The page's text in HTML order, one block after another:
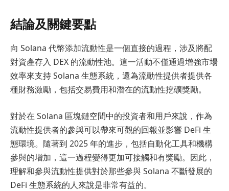
結論及關鍵要點
向 Solana 代幣添加流動性是一個直接的過程，涉及將配
對資產存入 DEX 的流動性池。這一活動不僅通過增強市場
效率來支持 Solana 生態系統，還為流動性提供者提供各
種財務激勵，包括交易費用和潛在的流動性挖礦獎勵。
對於在 Solana 區塊鏈空間中的投資者和用戶來說，作為
流動性提供者的參與可以帶來可觀的回報並影響 DeFi 生
態環境。隨著到 2025 年的進步，包括自動化工具和機構
參與的增加，這一過程變得更加可接觸和有獎勵。因此，
理解和參與流動性提供對於那些參與 Solana 不斷發展的
DeFi 生態系統的人來說是非常有益的。